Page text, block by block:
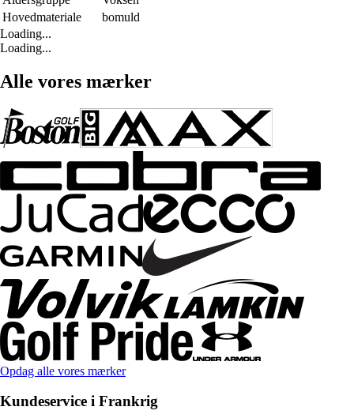
Hovedmateriale
bomuld
Loading...
Loading...
Alle vores mærker
Opdag alle vores mærker
Kundeservice i Frankrig